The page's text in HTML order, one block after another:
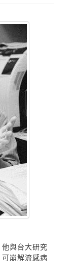
與台大研究
崩解流感病